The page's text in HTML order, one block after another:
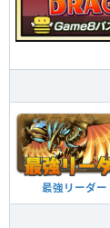
最強リーダー